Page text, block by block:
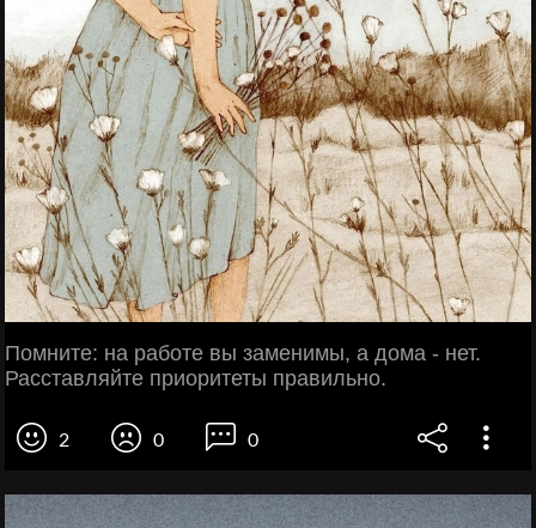
Помните: на работе вы заменимы, а дома - нет.
Расставляйте приоритеты правильно.
2 0 0